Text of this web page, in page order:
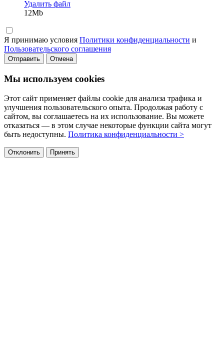
Удалить файл
12Mb
Я принимаю условия Политики конфиденциальности и
Пользовательского соглашения
Отправить Отмена
Мы используем cookies
Этот сайт применяет файлы cookie для анализа трафика и
улучшения пользовательского опыта. Продолжая работу с
сайтом, вы соглашаетесь на их использование. Вы можете
отказаться — в этом случае некоторые функции сайта могут
быть недоступны. Политика конфиденциальности >
Отклонить Принять